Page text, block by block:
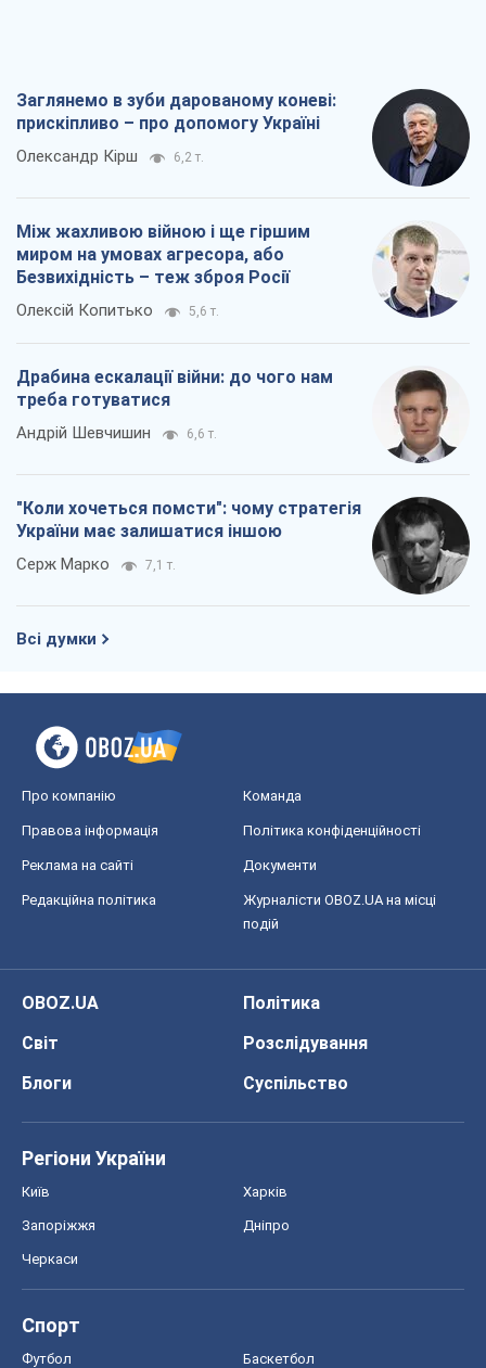
Заглянемо в зуби дарованому коневі:
прискіпливо – про допомогу Україні
Олександр Кірш 6,2 т.
Між жахливою війною і ще гіршим
миром на умовах агресора, або
Безвихідність – теж зброя Росії
Олексій Копитько 5,6 т.
Драбина ескалації війни: до чого нам
треба готуватися
Андрій Шевчишин 6,6 т.
"Коли хочеться помсти": чому стратегія
України має залишатися іншою
Серж Марко 7,1 т.
Всі думки
Про компанію Команда
Правова інформація Політика конфіденційності
Реклама на сайті Документи
Редакційна політика
Журналісти OBOZ.UA на місці
подій
OBOZ.UA
Політика
Світ
Розслідування
Блоги
Суспільство
Регіони України
Київ Харків
Запоріжжя Дніпро
Черкаси
Спорт
Футбол Баскетбол